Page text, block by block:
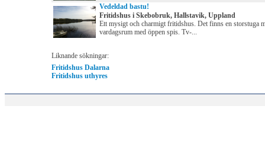
Vedeldad bastu!
Fritidshus i Skebobruk, Hallstavik, Uppland
Ett mysigt och charmigt fritidshus. Det finns en storstuga
vardagsrum med öppen spis. Tv-...
Liknande sökningar:
Fritidshus Dalarna
Fritidshus uthyres